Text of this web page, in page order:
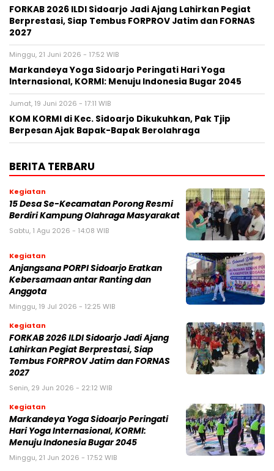
FORKAB 2026 ILDI Sidoarjo Jadi Ajang Lahirkan Pegiat
Berprestasi, Siap Tembus FORPROV Jatim dan FORNAS
2027
Minggu, 21 Juni 2026 - 17:52 WIB
Markandeya Yoga Sidoarjo Peringati Hari Yoga
Internasional, KORMI: Menuju Indonesia Bugar 2045
Jumat, 19 Juni 2026 - 17:11 WIB
KOM KORMI di Kec. Sidoarjo Dikukuhkan, Pak Tjip
Berpesan Ajak Bapak-Bapak Berolahraga
BERITA TERBARU
Kegiatan
15 Desa Se-Kecamatan Porong Resmi
Berdiri Kampung Olahraga Masyarakat
Sabtu, 1 Agu 2026 - 14:08 WIB
Kegiatan
Anjangsana PORPI Sidoarjo Eratkan
Kebersamaan antar Ranting dan
Anggota
Minggu, 19 Jul 2026 - 12:25 WIB
Kegiatan
FORKAB 2026 ILDI Sidoarjo Jadi Ajang
Lahirkan Pegiat Berprestasi, Siap
Tembus FORPROV Jatim dan FORNAS
2027
Senin, 29 Jun 2026 - 22:12 WIB
Kegiatan
Markandeya Yoga Sidoarjo Peringati
Hari Yoga Internasional, KORMI:
Menuju Indonesia Bugar 2045
Minggu, 21 Jun 2026 - 17:52 WIB